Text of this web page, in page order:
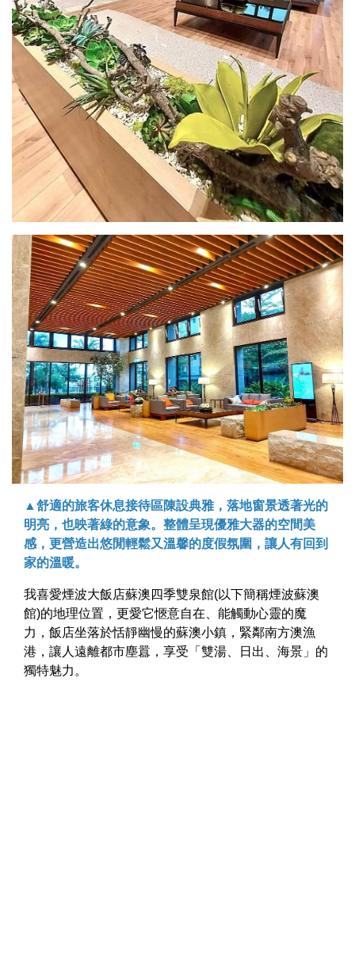
▲舒適的旅客休息接待區陳設典雅，落地窗景透著光的
明亮，也映著綠的意象。整體呈現優雅大器的空間美
感，更營造出悠閒輕鬆又溫馨的度假氛圍，讓人有回到
家的溫暖。
我喜愛煙波大飯店蘇澳四季雙泉館(以下簡稱煙波蘇澳
館)的地理位置，更愛它愜意自在、能觸動心靈的魔
力，飯店坐落於恬靜幽慢的蘇澳小鎮，緊鄰南方澳漁
港，讓人遠離都市塵囂，享受「雙湯、日出、海景」的
獨特魅力。